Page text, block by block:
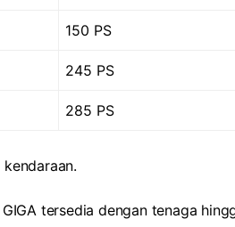
150 PS
245 PS
285 PS
tersedia dengan tenaga